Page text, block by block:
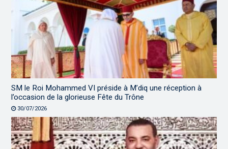
SM le Roi Mohammed VI préside à M’diq une réception à
l’occasion de la glorieuse Fête du Trône
30/07/2026